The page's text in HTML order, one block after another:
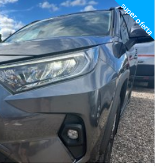
super oferta